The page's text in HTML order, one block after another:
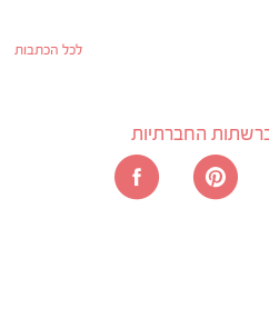
לכל הכתבות
החברתיות